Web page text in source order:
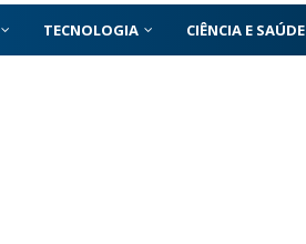
TECNOLOGIA CIÊNCIA E SAÚDE